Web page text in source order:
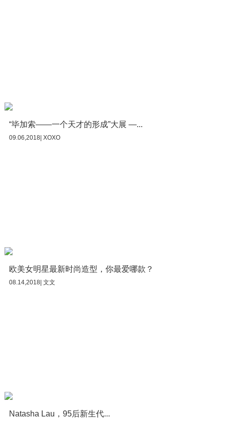
“毕加索——一个天才的形成”大展 —...
09.06,2018| XOXO
欧美女明星最新时尚造型，你最爱哪款？
08.14,2018| 文文
Natasha Lau，95后新生代...